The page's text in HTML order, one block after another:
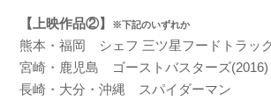
【上映作品②】 ※下記のいずれか
熊本・福岡 シェフ 三ツ星フードトラッ
宮崎・鹿児島 ゴーストバスターズ(2016)
長崎・大分・沖縄 スパイダーマン